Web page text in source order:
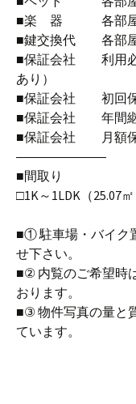
■楽 器 各部屋
■鍵交換代 各部屋
■保証会社 利用必
あり）
■保証会社 初回保
■保証会社 年間継
■保証会社 月額保
―――――――
■間取り
□1K～1LDK（25.07㎡
■① 駐車場・バイク
せ下さい。
■② 内覧のご希望時
おります。
■③ 物件写真の量と
ています。